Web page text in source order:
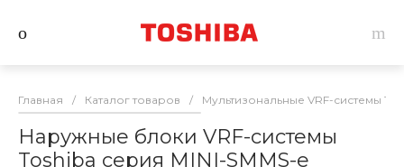
Главная / Каталог товаров / Мультизональные VRF-системы
Наружные блоки VRF-системы
Toshiba серия MINI-SMMS-e